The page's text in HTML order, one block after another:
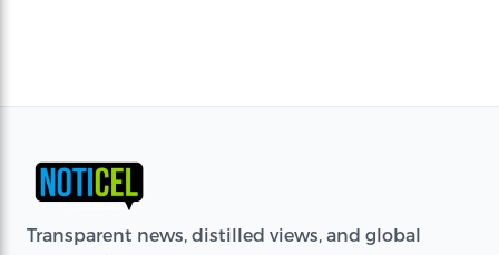
Transparent news, distilled views, and global